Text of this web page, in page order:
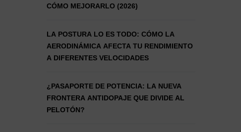
CÓMO MEJORARLO (2026)
LA POSTURA LO ES TODO: CÓMO LA
AERODINÁMICA AFECTA TU RENDIMIENTO
A DIFERENTES VELOCIDADES
¿PASAPORTE DE POTENCIA: LA NUEVA
FRONTERA ANTIDOPAJE QUE DIVIDE AL
PELOTÓN?